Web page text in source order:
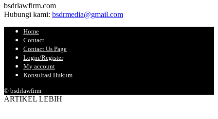
bsdrlawfirm.com
Hubungi kami: bsdrmedia@gmail.com
Home
Contact
Contact Us Page
Login/Register
My account
Konsultasi Hukum
© bsdrlawfirm
ARTIKEL LEBIH